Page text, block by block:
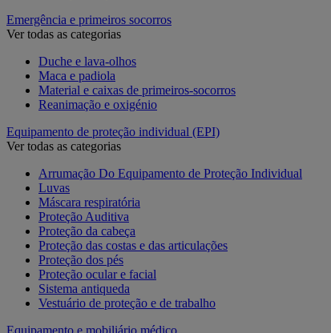
Emergência e primeiros socorros
Ver todas as categorias
Duche e lava-olhos
Maca e padiola
Material e caixas de primeiros-socorros
Reanimação e oxigénio
Equipamento de proteção individual (EPI)
Ver todas as categorias
Arrumação Do Equipamento de Proteção Individual
Luvas
Máscara respiratória
Proteção Auditiva
Proteção da cabeça
Proteção das costas e das articulações
Proteção dos pés
Proteção ocular e facial
Sistema antiqueda
Vestuário de proteção e de trabalho
Equipamento e mobiliário médico